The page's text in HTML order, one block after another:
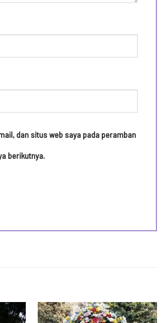
dan situs web saya pada peramban
berikutnya.